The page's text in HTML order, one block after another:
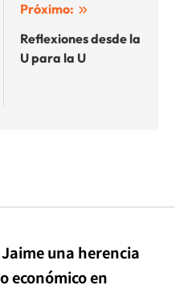
Próximo:
Reflexiones desde la
U para la U
una herencia
económico en